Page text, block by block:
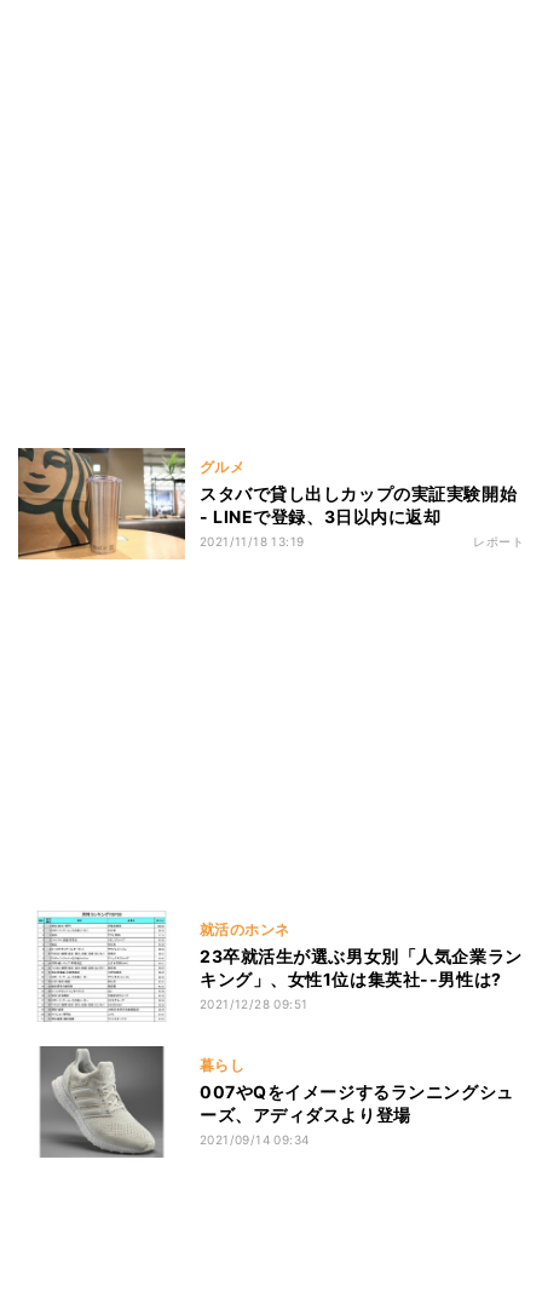
グルメ
スタバで貸し出しカップの実証実験開始
- LINEで登録、3日以内に返却
2021/11/18 13:19 レポート
就活のホンネ
23卒就活生が選ぶ男女別「人気企業ラン
キング」、女性1位は集英社--男性は?
2021/12/28 09:51
暮らし
007やQをイメージするランニングシュ
ーズ、アディダスより登場
2021/09/14 09:34